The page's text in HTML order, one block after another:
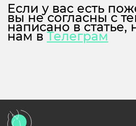
Если у вас есть
вы не согласны с
написано в статье,
нам вТелеграм